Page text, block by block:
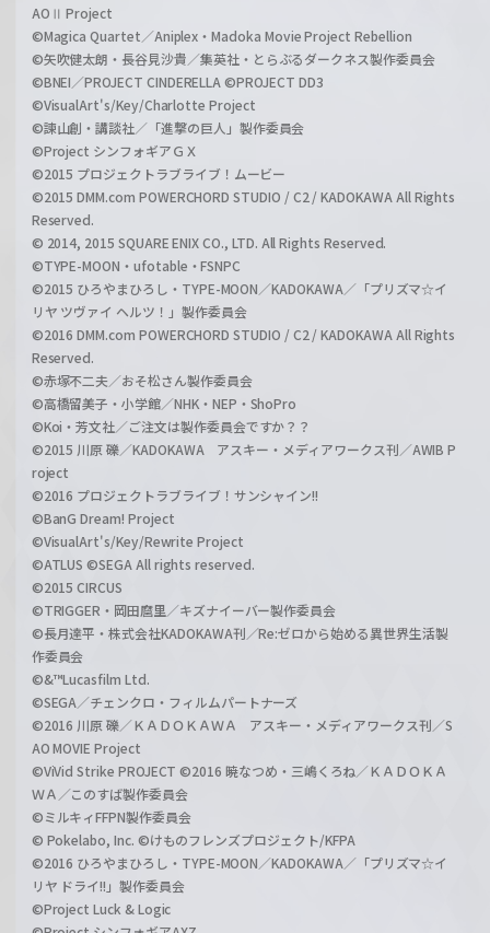
AOⅡ Project
©Magica Quartet／Aniplex・Madoka Movie Project Rebellion
©矢吹健太朗・長谷見沙貴／集英社・とらぶるダークネス製作委員会
©BNEI／PROJECT CINDERELLA ©PROJECT DD3
©VisualArt's/Key/Charlotte Project
©諫山創・講談社／「進撃の巨人」製作委員会
©Project シンフォギアＧＸ
©2015 プロジェクトラブライブ！ムービー
©2015 DMM.com POWERCHORD STUDIO / C2 / KADOKAWA All Rights
Reserved.
© 2014, 2015 SQUARE ENIX CO., LTD. All Rights Reserved.
©TYPE-MOON・ufotable・FSNPC
©2015 ひろやまひろし・TYPE-MOON／KADOKAWA／「プリズマ☆イ
リヤ ツヴァイ ヘルツ！」製作委員会
©2016 DMM.com POWERCHORD STUDIO / C2 / KADOKAWA All Rights
Reserved.
©赤塚不二夫／おそ松さん製作委員会
©高橋留美子・小学館／NHK・NEP・ShoPro
©Koi・芳文社／ご注文は製作委員会ですか？？
©2015 川原 礫／KADOKAWA アスキー・メディアワークス刊／AWIB P
roject
©2016 プロジェクトラブライブ！サンシャイン!!
©BanG Dream! Project
©VisualArt's/Key/Rewrite Project
©ATLUS ©SEGA All rights reserved.
©2015 CIRCUS
©TRIGGER・岡田麿里／キズナイーバー製作委員会
©長月達平・株式会社KADOKAWA刊／Re:ゼロから始める異世界生活製
作委員会
©&™Lucasfilm Ltd.
©SEGA／チェンクロ・フィルムパートナーズ
©2016 川原 礫／ＫＡＤＯＫＡＷＡ アスキー・メディアワークス刊／S
AO MOVIE Project
©ViVid Strike PROJECT ©2016 暁なつめ・三嶋くろね／ＫＡＤＯＫＡ
ＷＡ／このすば製作委員会
©ミルキィFFPN製作委員会
© Pokelabo, Inc. ©けものフレンズプロジェクト/KFPA
©2016 ひろやまひろし・TYPE-MOON／KADOKAWA／「プリズマ☆イ
リヤ ドライ!!」製作委員会
©Project Luck & Logic